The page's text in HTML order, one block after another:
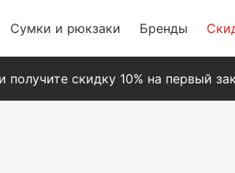
Сумки и рюкзаки Бренды
получите скидку 10% на первый